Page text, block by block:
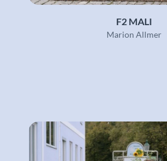
F2 MALI
Marion Allmer